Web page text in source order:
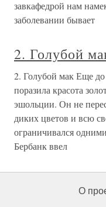
завкафедрой нам
заболевании бывает
2. Голубой
2. Голубой мак Еще
поразила красота
эшольции. Он не
диких цветов и всю
ограничивался
Бербанк ввел
О